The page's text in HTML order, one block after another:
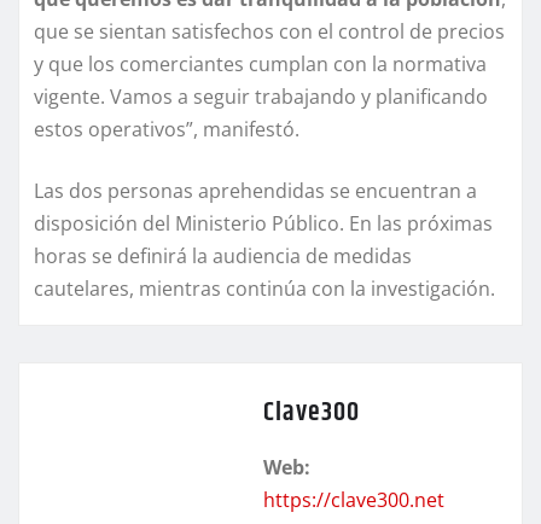
que se sientan satisfechos con el control de precios
y que los comerciantes cumplan con la normativa
vigente. Vamos a seguir trabajando y planificando
estos operativos”, manifestó.
Las dos personas aprehendidas se encuentran a
disposición del Ministerio Público. En las próximas
horas se definirá la audiencia de medidas
cautelares, mientras continúa con la investigación.
Clave300
Web:
https://clave300.net